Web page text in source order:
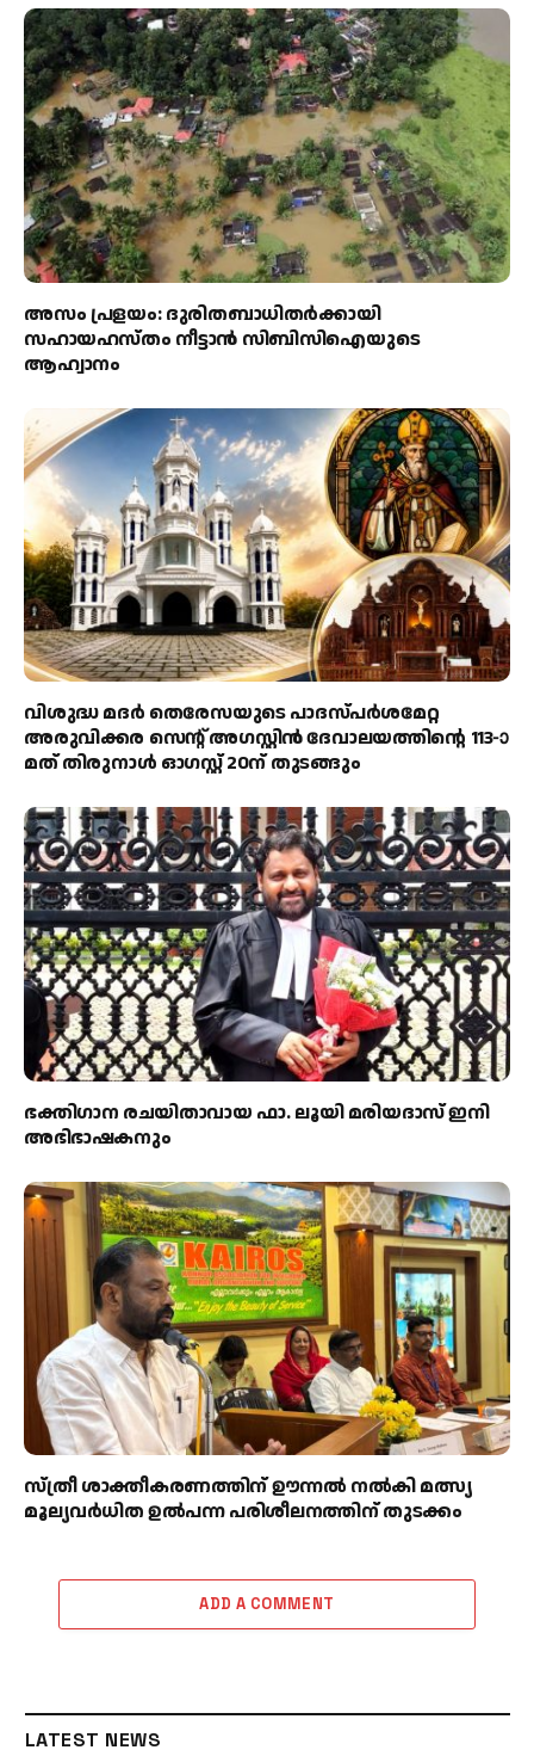
അസം പ്രളയം: ദുരിതബാധിതർക്കായി
സഹായഹസ്തം നീട്ടാൻ സിബിസിഐയുടെ
ആഹ്വാനം
വിശുദ്ധ മദർ തെരേസയുടെ പാദസ്പർശമേറ്റ
അരുവിക്കര സെന്റ് അഗസ്റ്റിൻ ദേവാലയത്തിന്റെ 113-ാ
മത് തിരുനാൾ ഓഗസ്റ്റ് 20ന് തുടങ്ങും
ഭക്തിഗാന രചയിതാവായ ഫാ. ലൂയി മരിയദാസ് ഇനി
അഭിഭാഷകനും
സ്ത്രീ ശാക്തീകരണത്തിന് ഊന്നൽ നൽകി മത്സ്യ
മൂല്യവർധിത ഉൽപന്ന പരിശീലനത്തിന് തുടക്കം
ADD A COMMENT
LATEST NEWS